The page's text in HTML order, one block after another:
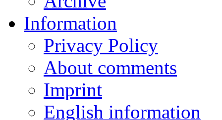
Information
Privacy Policy
About comments
Imprint
English information